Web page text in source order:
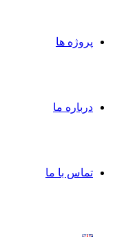
پروژه ها
درباره ما
تماس با ما